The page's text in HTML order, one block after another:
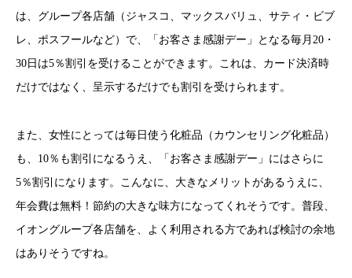
は、グループ各店舗（ジャスコ、マックスバリュ、サティ・ビブ
レ、ポスフールなど）で、「お客さま感謝デー」となる毎月20・
30日は5％割引を受けることができます。これは、カード決済時
だけではなく、呈示するだけでも割引を受けられます。
また、女性にとっては毎日使う化粧品（カウンセリング化粧品）
も、10％も割引になるうえ、「お客さま感謝デー」にはさらに
5％割引になります。こんなに、大きなメリットがあるうえに、
年会費は無料！節約の大きな味方になってくれそうです。普段、
イオングループ各店舗を、よく利用される方であれば検討の余地
はありそうですね。